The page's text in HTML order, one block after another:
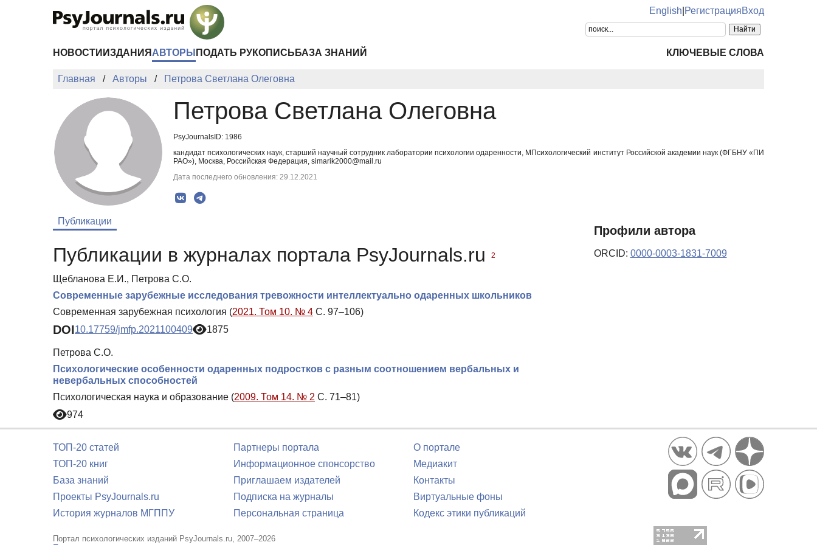
English РегистрацияВход
НОВОСТИ ИЗДАНИЯ АВТОРЫ ПОДАТЬ РУКОПИСЬ БАЗА ЗНАНИЙ КЛЮЧЕВЫЕ СЛОВА
Главная Авторы Петрова Светлана Олеговна
Петрова Светлана Олеговна
PsyJournalsID: 1986
кандидат психологических наук, старший научный сотрудник лаборатории психологии одаренности, МПсихологический институт Российской академии наук (ФГБНУ «ПИ
РАО»), Москва, Российская Федерация, simarik2000@mail.ru
Дата последнего обновления: 29.12.2021
Публикации
Публикации в журналах портала PsyJournals.ru 2
Щебланова Е.И., Петрова С.О.
Современные зарубежные исследования тревожности интеллектуально одаренных школьников
Современная зарубежная психология (2021. Том 10. № 4 С. 97–106)
DOI10.17759/jmfp.2021100409 1875
Петрова С.О.
Психологические особенности одаренных подростков с разным соотношением вербальных и
невербальных способностей
Психологическая наука и образование (2009. Том 14. № 2 С. 71–81)
974
Профили автора
ORCID: 0000-0003-1831-7009
ТОП-20 статей
ТОП-20 книг
База знаний
Проекты PsyJournals.ru
История журналов МГППУ
Партнеры портала
Информационное спонсорство
Приглашаем издателей
Подписка на журналы
Персональная страница
О портале
Медиакит
Контакты
Виртуальные фоны
Кодекс этики публикаций
Портал психологических изданий PsyJournals.ru, 2007–2026